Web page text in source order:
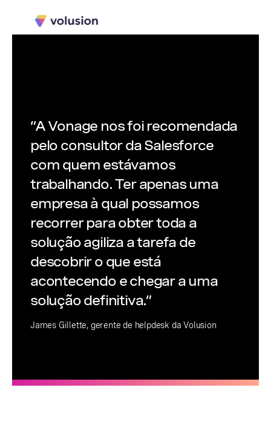
“A Vonage nos foi recomendada
pelo consultor da Salesforce
com quem estávamos
trabalhando. Ter apenas uma
empresa à qual possamos
recorrer para obter toda a
solução agiliza a tarefa de
descobrir o que está
acontecendo e chegar a uma
solução definitiva.”
James Gillette, gerente de helpdesk da Volusion